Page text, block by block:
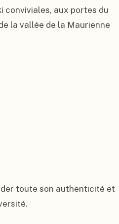
conviviales, aux portes du
la vallée de la Maurienne
toute son authenticité et